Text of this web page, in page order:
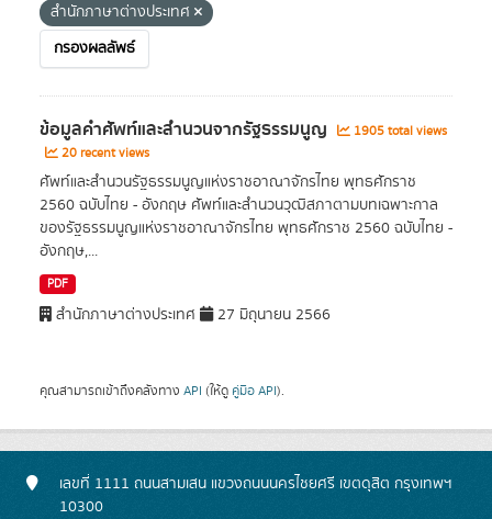
สำนักภาษาต่างประเทศ
กรองผลลัพธ์
ข้อมูลคำศัพท์และสำนวนจากรัฐธรรมนูญ
1905 total views
20 recent views
ศัพท์และสำนวนรัฐธรรมนูญแห่งราชอาณาจักรไทย พุทธศักราช
2560 ฉบับไทย - อังกฤษ ศัพท์และสำนวนวุฒิสภาตามบทเฉพาะกาล
ของรัฐธรรมนูญแห่งราชอาณาจักรไทย พุทธศักราช 2560 ฉบับไทย -
อังกฤษ,...
PDF
สำนักภาษาต่างประเทศ 27 มิถุนายน 2566
คุณสามารถเข้าถึงคลังทาง API (ให้ดู คู่มือ API).
เลขที่ 1111 ถนนสามเสน แขวงถนนนครไชยศรี เขตดุสิต กรุงเทพฯ
10300